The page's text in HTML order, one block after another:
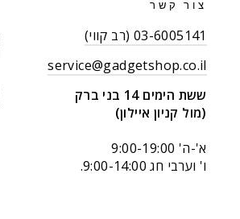
צור קשר
03-6005141 (רב קווי)
service@gadgetshop.co.il
ששת הימים 14 בני ברק
(מול קניון איילון)
א'-ה' 9:00-19:00
ו' וערבי חג 9:00-14:00.